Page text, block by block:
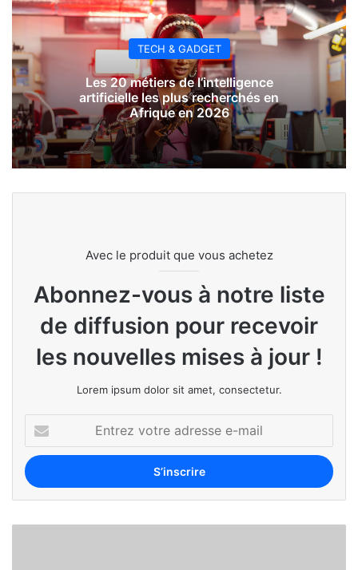
TECH & GADGET
Les 20 métiers de l’intelligence
artificielle les plus recherchés en
Afrique en 2026
Avec le produit que vous achetez
Abonnez-vous à notre liste
de diffusion pour recevoir
les nouvelles mises à jour !
Lorem ipsum dolor sit amet, consectetur.